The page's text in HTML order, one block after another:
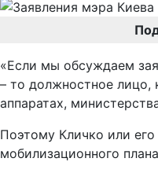
«Если мы обсуждаем
– то должностное лицо,
аппаратах,
Поэтому Кличко или
мобилизационного